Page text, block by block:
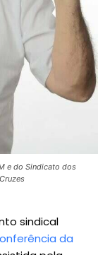
e do Sindicato dos
sindical
da